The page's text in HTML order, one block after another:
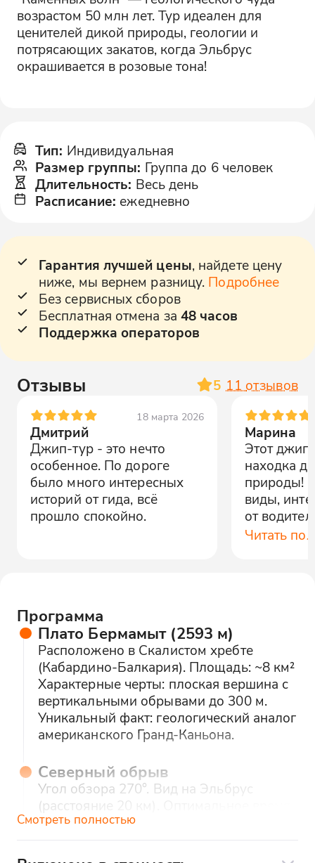
возрастом 50 млн лет. Тур идеален для
ценителей дикой природы, геологии и
потрясающих закатов, когда Эльбрус
окрашивается в розовые тона!
Тип: Индивидуальная
Размер группы: Группа до 6 человек
Длительность: Весь день
Расписание: ежедневно
Гарантия лучшей цены, найдете цену
ниже, мы вернем разницу. Подробнее
Без сервисных сборов
Бесплатная отмена за 48 часов
Поддержка операторов
Отзывы 5 11 отзывов
18 марта 2026
Дмитрий
Джип-тур - это нечто
особенное. По дороге
было много интересных
историй от гида, всё
прошло спокойно.
Марина
Этот
находка
природы!
виды,
от
высшем
Читать
Программа
Плато Бермамыт (2593 м)
Расположено в Скалистом хребте
(Кабардино-Балкария). Площадь: ~8 км²
Характерные черты: плоская вершина с
вертикальными обрывами до 300 м.
Уникальный факт: геологический аналог
американского Гранд-Каньона.
Северный обрыв
Угол обзора 270°. Вид на Эльбрус
(расстояние 20 км). Оптимальное время
для фото: за 1 час до заката.
Смотреть полностью